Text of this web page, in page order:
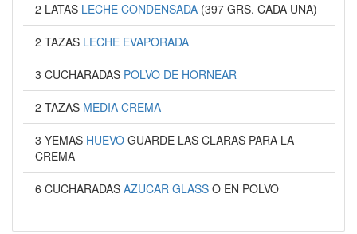
2 LATAS LECHE CONDENSADA (397 GRS. CADA UNA)
2 TAZAS LECHE EVAPORADA
3 CUCHARADAS POLVO DE HORNEAR
2 TAZAS MEDIA CREMA
3 YEMAS HUEVO GUARDE LAS CLARAS PARA LA
CREMA
6 CUCHARADAS AZUCAR GLASS O EN POLVO